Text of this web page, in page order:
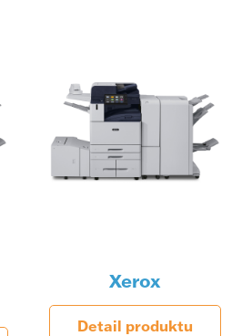
Xerox
Detail produktu